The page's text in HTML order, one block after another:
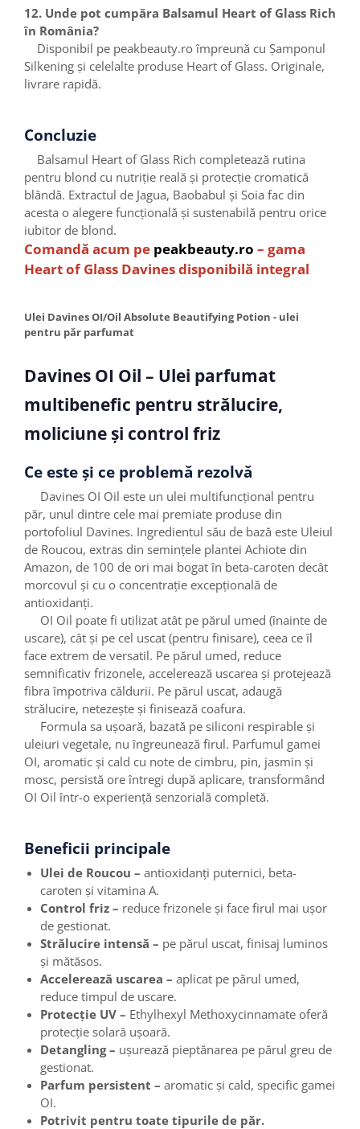
12. Unde pot cumpăra Balsamul Heart of Glass Rich
în România?
Disponibil pe peakbeauty.ro împreună cu Șamponul
Silkening și celelalte produse Heart of Glass. Originale,
livrare rapidă.
Concluzie
Balsamul Heart of Glass Rich completează rutina
pentru blond cu nutriție reală și protecție cromatică
blândă. Extractul de Jagua, Baobabul și Soia fac din
acesta o alegere funcțională și sustenabilă pentru orice
iubitor de blond.
Comandă acum pe peakbeauty.ro – gama
Heart of Glass Davines disponibilă integral
Ulei Davines OI/Oil Absolute Beautifying Potion - ulei
pentru păr parfumat
Davines OI Oil – Ulei parfumat
multibenefic pentru strălucire,
moliciune și control friz
Ce este și ce problemă rezolvă
Davines OI Oil este un ulei multifuncțional pentru
păr, unul dintre cele mai premiate produse din
portofoliul Davines. Ingredientul său de bază este Uleiul
de Roucou, extras din semințele plantei Achiote din
Amazon, de 100 de ori mai bogat în beta-caroten decât
morcovul și cu o concentrație excepțională de
antioxidanți.
OI Oil poate fi utilizat atât pe părul umed (înainte de
uscare), cât și pe cel uscat (pentru finisare), ceea ce îl
face extrem de versatil. Pe părul umed, reduce
semnificativ frizonele, accelerează uscarea și protejează
fibra împotriva căldurii. Pe părul uscat, adaugă
strălucire, netezește și finisează coafura.
Formula sa ușoară, bazată pe siliconi respirable și
uleiuri vegetale, nu îngreunează firul. Parfumul gamei
OI, aromatic și cald cu note de cimbru, pin, jasmin și
mosc, persistă ore întregi după aplicare, transformând
OI Oil într-o experiență senzorială completă.
Beneficii principale
Ulei de Roucou – antioxidanți puternici, beta-
caroten și vitamina A.
Control friz – reduce frizonele și face firul mai ușor
de gestionat.
Strălucire intensă – pe părul uscat, finisaj luminos
și mătăsos.
Accelerează uscarea – aplicat pe părul umed,
reduce timpul de uscare.
Protecție UV – Ethylhexyl Methoxycinnamate oferă
protecție solară ușoară.
Detangling – ușurează pieptănarea pe părul greu de
gestionat.
Parfum persistent – aromatic și cald, specific gamei
OI.
Potrivit pentru toate tipurile de păr.